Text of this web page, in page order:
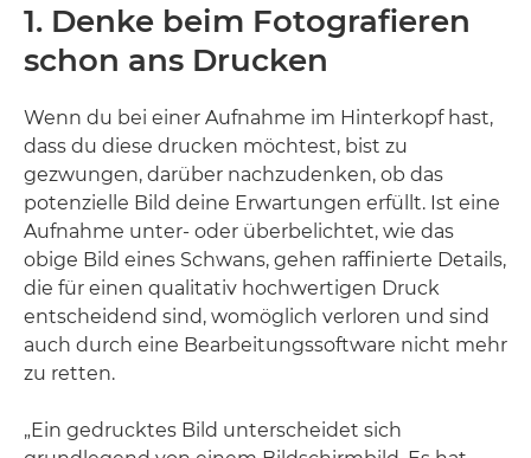
1. Denke beim Fotografieren
schon ans Drucken
Wenn du bei einer Aufnahme im Hinterkopf hast,
dass du diese drucken möchtest, bist zu
gezwungen, darüber nachzudenken, ob das
potenzielle Bild deine Erwartungen erfüllt. Ist eine
Aufnahme unter- oder überbelichtet, wie das
obige Bild eines Schwans, gehen raffinierte Details,
die für einen qualitativ hochwertigen Druck
entscheidend sind, womöglich verloren und sind
auch durch eine Bearbeitungssoftware nicht mehr
zu retten.
„Ein gedrucktes Bild unterscheidet sich